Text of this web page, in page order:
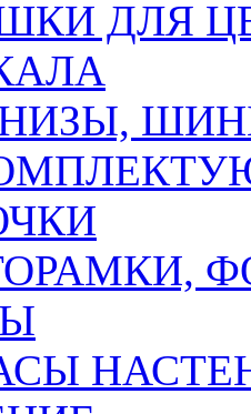
ДЛЯ